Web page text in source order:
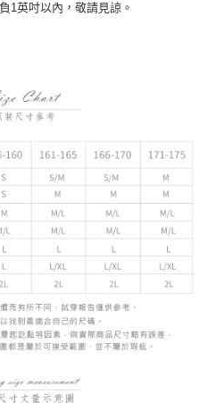
1英吋以內，敬請見諒。